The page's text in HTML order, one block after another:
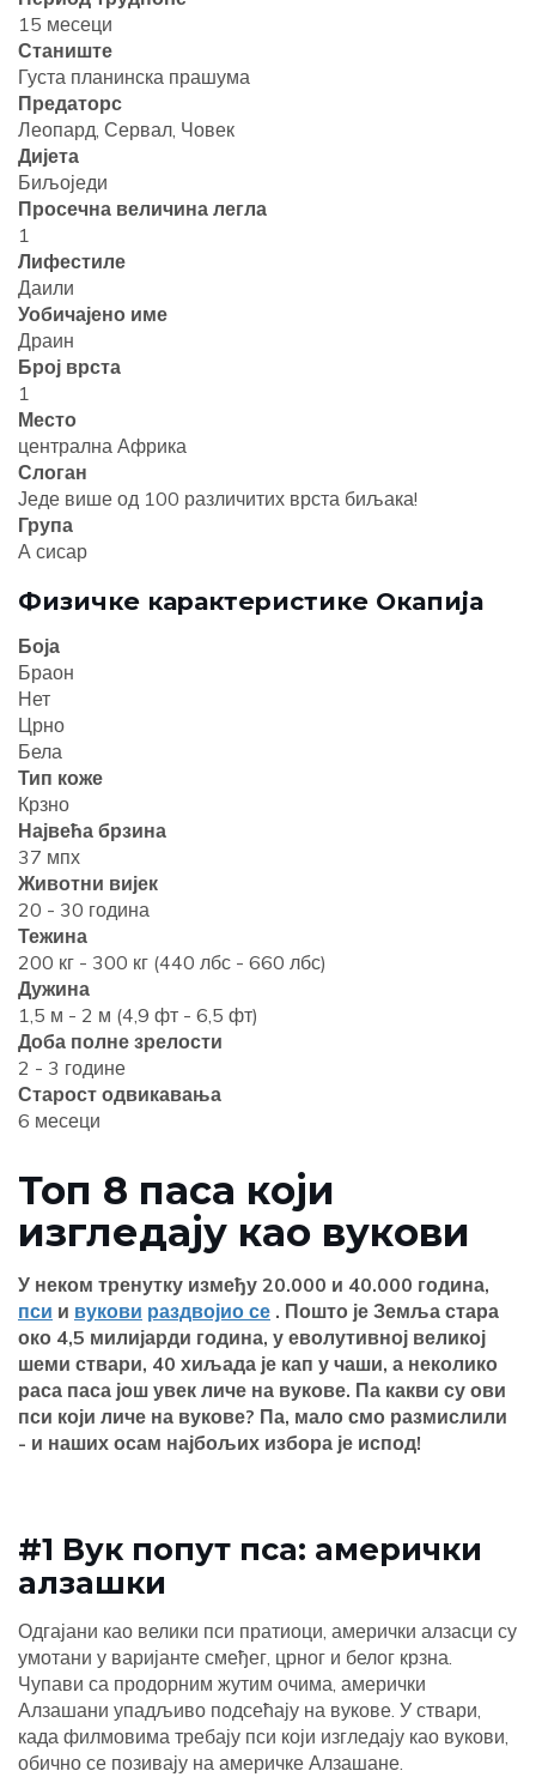
15 месеци
Станиште
Густа планинска прашума
Предаторс
Леопард, Сервал, Човек
Дијета
Биљоједи
Просечна величина легла
1
Лифестиле
Даили
Уобичајено име
Драин
Број врста
1
Место
централна Африка
Слоган
Једе више од 100 различитих врста биљака!
Група
А сисар
Физичке карактеристике Окапија
Боја
Браон
Нет
Црно
Бела
Тип коже
Крзно
Највећа брзина
37 мпх
Животни вијек
20 - 30 година
Тежина
200 кг - 300 кг (440 лбс - 660 лбс)
Дужина
1,5 м - 2 м (4,9 фт - 6,5 фт)
Доба полне зрелости
2 - 3 године
Старост одвикавања
6 месеци
Топ 8 паса који
изгледају као вукови
У неком тренутку између 20.000 и 40.000 година,
пси и вукови раздвојио се . Пошто је Земља стара
око 4,5 милијарди година, у еволутивној великој
шеми ствари, 40 хиљада је кап у чаши, а неколико
раса паса још увек личе на вукове. Па какви су ови
пси који личе на вукове? Па, мало смо размислили
- и наших осам најбољих избора је испод!
#1 Вук попут пса: амерички
алзашки
Одгајани као велики пси пратиоци, амерички алзасци су
умотани у варијанте смеђег, црног и белог крзна.
Чупави са продорним жутим очима, амерички
Алзашани упадљиво подсећају на вукове. У ствари,
када филмовима требају пси који изгледају као вукови,
обично се позивају на америчке Алзашане.